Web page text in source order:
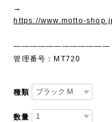
→
https://www.motto-
————————————
管理番号：MT720
種類
数量